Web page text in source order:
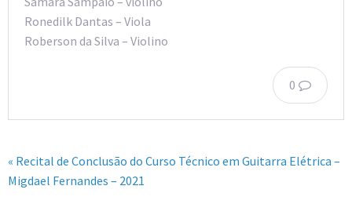
Ronedilk Dantas – Viola
Roberson da Silva – Violino
0
« Recital de Conclusão do Curso Técnico em Guitarra Elétrica –
Migdael Fernandes – 2021